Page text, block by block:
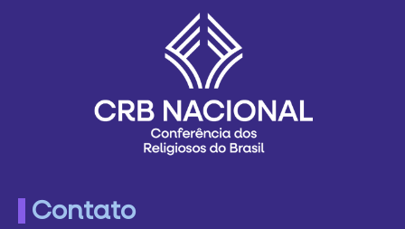
Contato